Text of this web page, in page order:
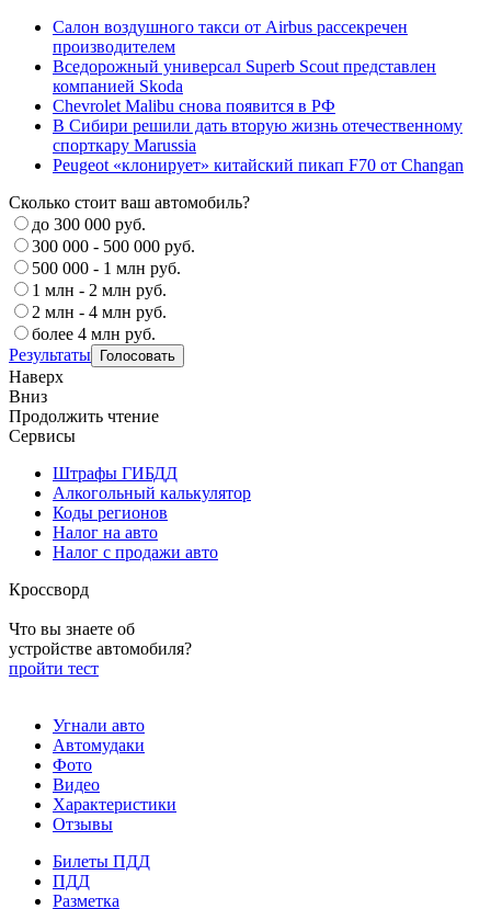
Салон воздушного такси от Airbus рассекречен
производителем
Вседорожный универсал Superb Scout представлен
компанией Skoda
Chevrolet Malibu снова появится в РФ
В Сибири решили дать вторую жизнь отечественному
спорткару Marussia
Peugeot «клонирует» китайский пикап F70 от Changan
Сколько стоит ваш автомобиль?
до 300 000 руб.
300 000 - 500 000 руб.
500 000 - 1 млн руб.
1 млн - 2 млн руб.
2 млн - 4 млн руб.
более 4 млн руб.
Результаты
Наверх
Вниз
Продолжить чтение
Сервисы
Штрафы ГИБДД
Алкогольный калькулятор
Коды регионов
Налог на авто
Налог с продажи авто
Кроссворд
Что вы знаете об
устройстве автомобиля?
пройти тест
Угнали авто
Автомудаки
Фото
Видео
Характеристики
Отзывы
Билеты ПДД
ПДД
Разметка